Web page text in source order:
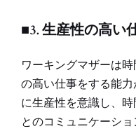
■3. 生産性の高い
ワーキングマザーは
の高い仕事をする能
に生産性を意識し、
とのコミュニケーシ